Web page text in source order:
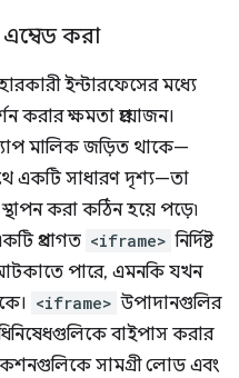
করা
ইন্টারফেসের মধ্যে
করার ক্ষমতা প্রয়োজন।
মালিক জড়িত থাকে—
একটি সাধারণ দৃশ্য—তা
করা কঠিন হয়ে পড়ে৷
প্রথাগত <iframe> নির্দিষ্ট
পারে, এমনকি যখন
<iframe> উপাদানগুলির
বাইপাস করার
সামগ্রী লোড এবং